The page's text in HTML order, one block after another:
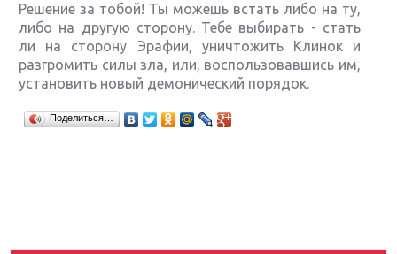
Решение за тобой! Ты можешь встать либо на ту,
либо на другую сторону. Тебе выбирать - стать
ли на сторону Эрафии, уничтожить Клинок и
разгромить силы зла, или, воспользовавшись им,
установить новый демонический порядок.
Поделиться…
Крупнейшие релизы мая: Nintendo, Microsoft и
Sony